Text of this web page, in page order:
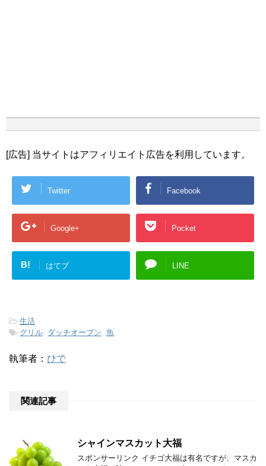
[広告] 当サイトはアフィリエイト広告を利用しています。
Twitter Facebook
Google+ Pocket
B! はてブ LINE
-生活
-グリル, ダッチオーブン, 魚
執筆者： ひで
関連記事
シャインマスカット大福
スポンサーリンク イチゴ大福は有名ですが、マスカ